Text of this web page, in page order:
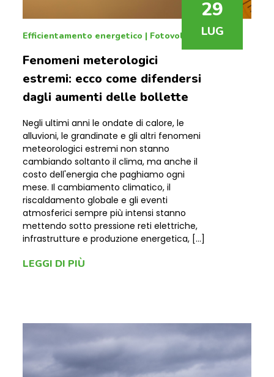
29
LUG
Efficientamento energetico | Fotovoltaico
Fenomeni meterologici
estremi: ecco come difendersi
dagli aumenti delle bollette
Negli ultimi anni le ondate di calore, le
alluvioni, le grandinate e gli altri fenomeni
meteorologici estremi non stanno
cambiando soltanto il clima, ma anche il
costo dell'energia che paghiamo ogni
mese. Il cambiamento climatico, il
riscaldamento globale e gli eventi
atmosferici sempre più intensi stanno
mettendo sotto pressione reti elettriche,
infrastrutture e produzione energetica, […]
LEGGI DI PIÙ